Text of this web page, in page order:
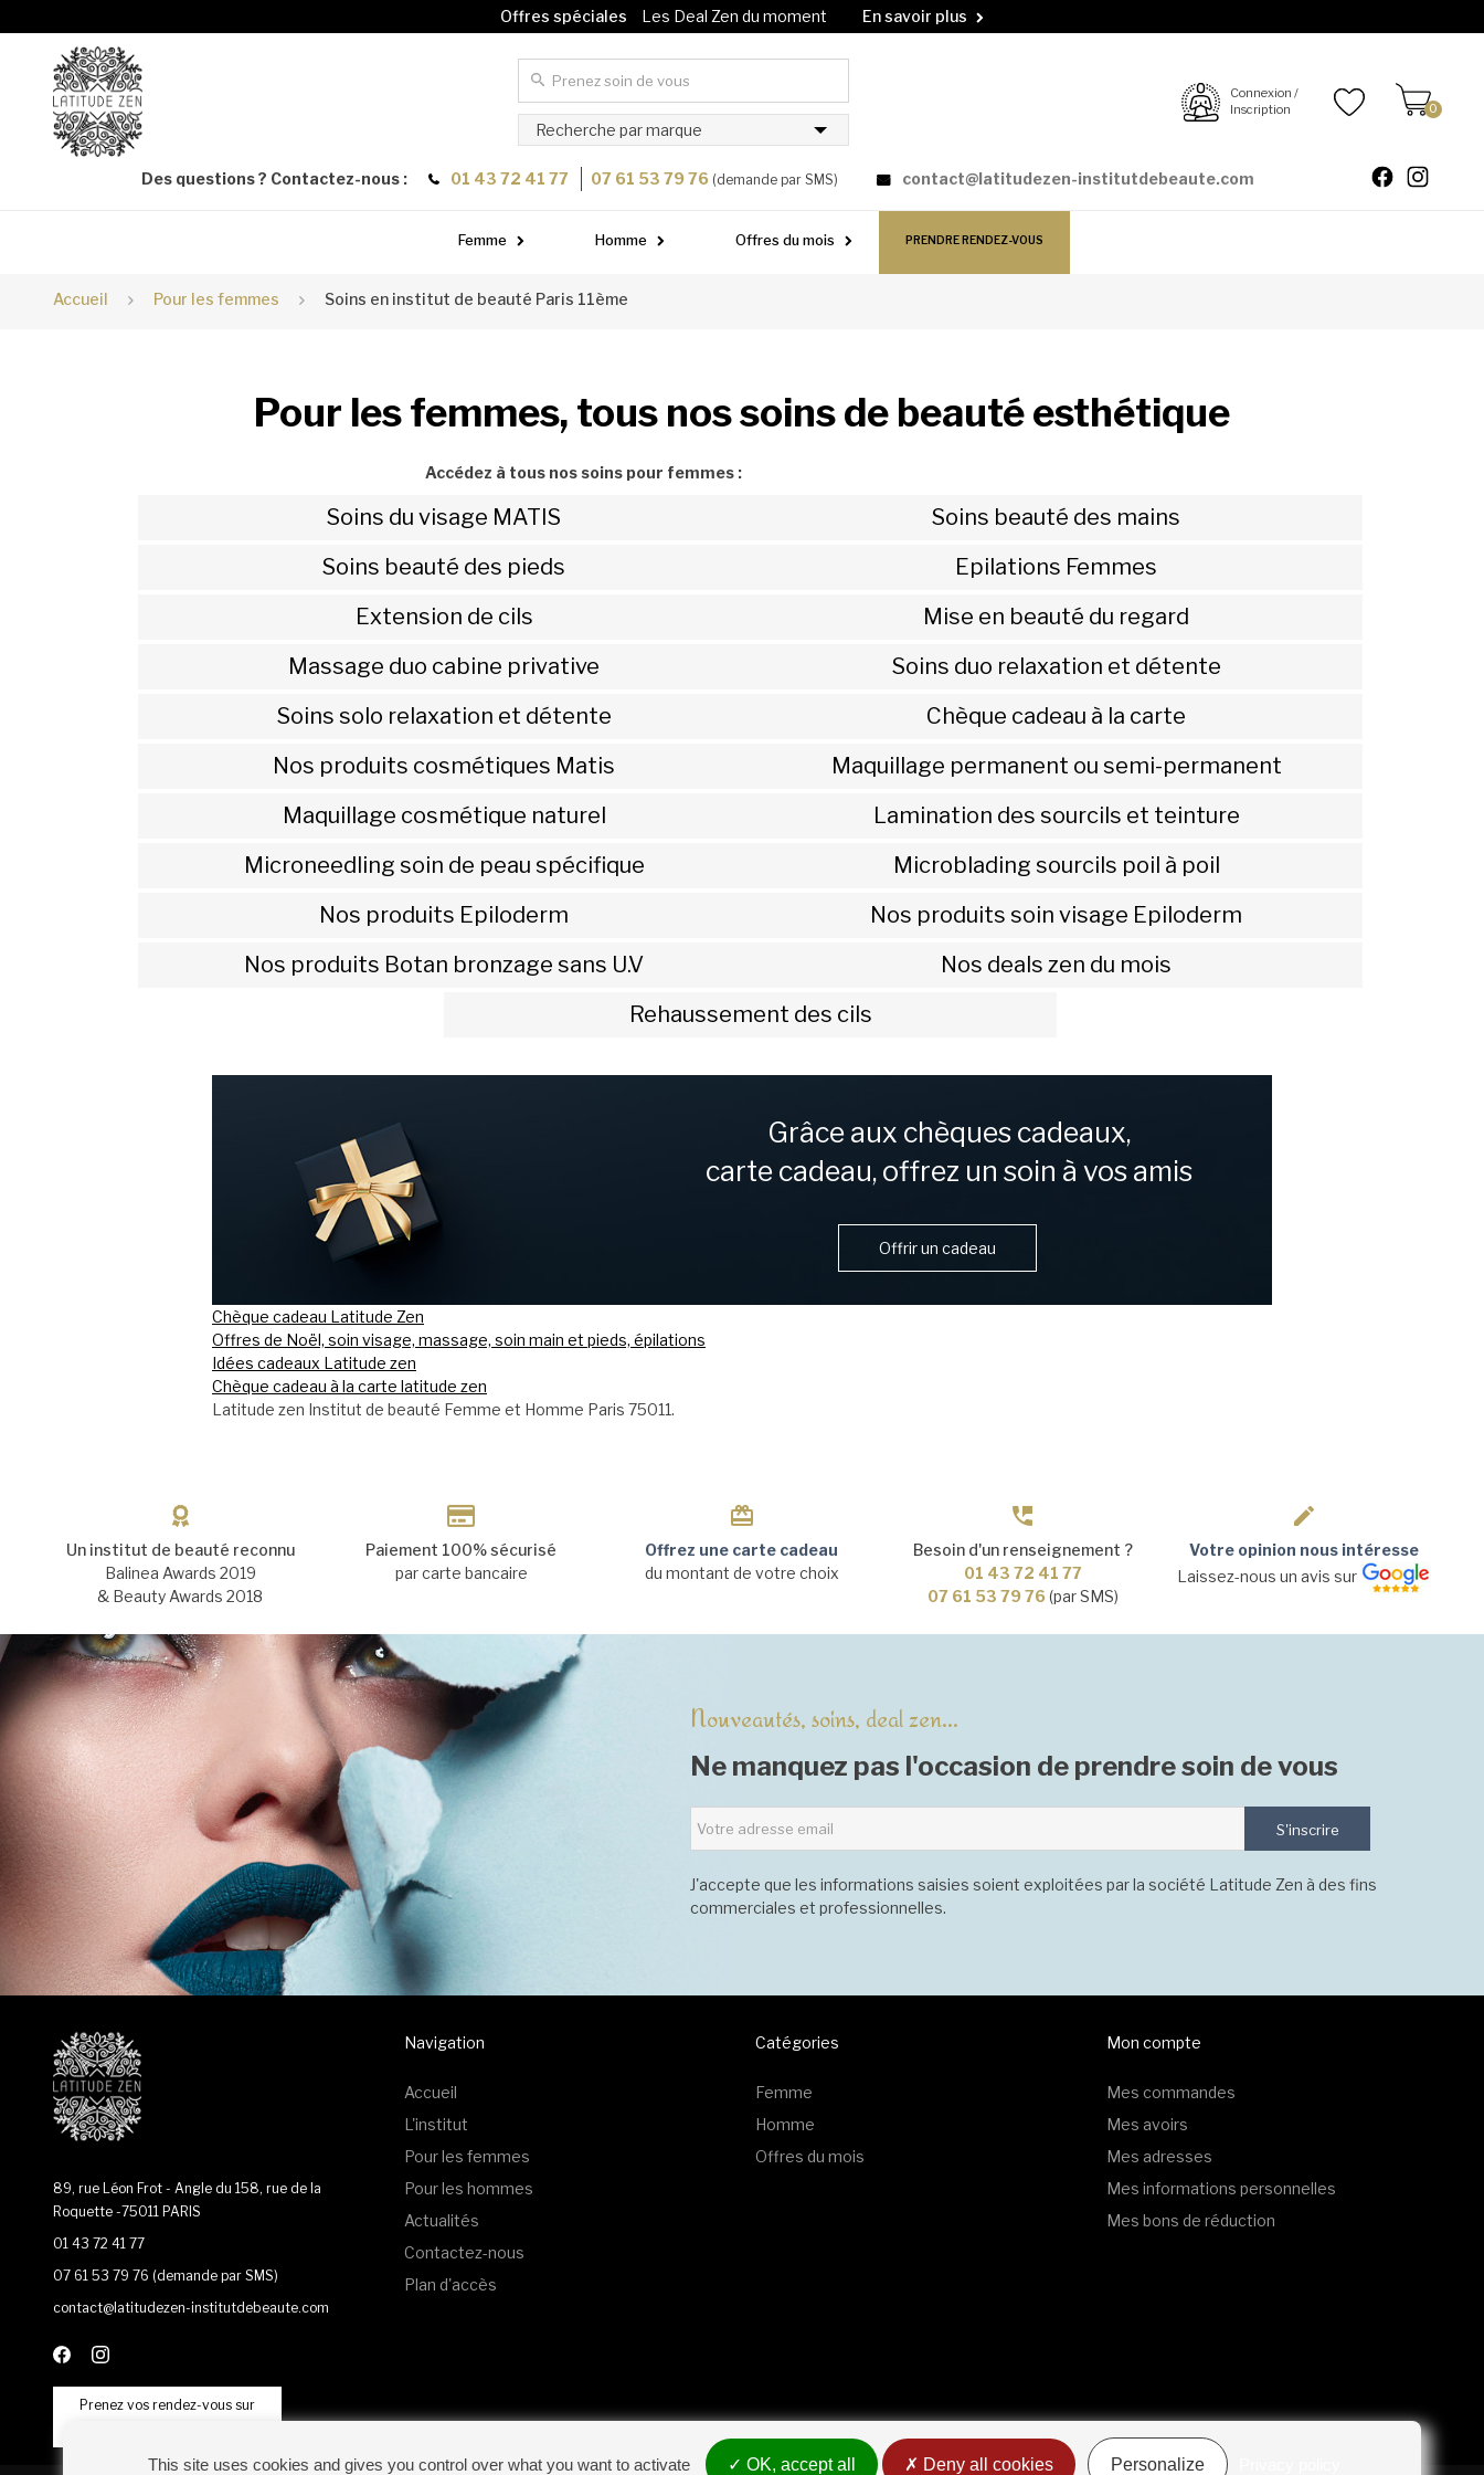
Offres spéciales Les Deal Zen du moment
En savoir plus
Des questions ? Contactez-nous : 01 43 72 41 77 07 61 53 79 76 (demande par SMS) contact@latitudezen-institutdebeaute.com
Recherche par marque
Connexion /
Inscription
0
Femme Homme Offres du mois PRENDRE RENDEZ-VOUS
Accueil Pour les femmes Soins en institut de beauté Paris 11ème
Pour les femmes, tous nos soins de beauté esthétique
Accédez à tous nos soins pour femmes :
Soins du visage MATIS
Soins beauté des mains
Soins beauté des pieds
Epilations Femmes
Extension de cils
Mise en beauté du regard
Massage duo cabine privative
Soins duo relaxation et détente
Soins solo relaxation et détente
Chèque cadeau à la carte
Nos produits cosmétiques Matis
Maquillage permanent ou semi-permanent
Maquillage cosmétique naturel
Lamination des sourcils et teinture
Microneedling soin de peau spécifique
Microblading sourcils poil à poil
Nos produits Epiloderm
Nos produits soin visage Epiloderm
Nos produits Botan bronzage sans U.V
Nos deals zen du mois
Rehaussement des cils
Grâce aux chèques cadeaux,
carte cadeau, offrez un soin à vos amis
Offrir un cadeau
Chèque cadeau Latitude Zen
Offres de Noël, soin visage, massage, soin main et pieds, épilations
Idées cadeaux Latitude zen
Chèque cadeau à la carte latitude zen
Latitude zen Institut de beauté Femme et Homme Paris 75011.
Un institut de beauté reconnu
Balinea Awards 2019
& Beauty Awards 2018
Paiement 100% sécurisé
par carte bancaire
Offrez une carte cadeau
du montant de votre choix
Besoin d'un renseignement ?
01 43 72 41 77
07 61 53 79 76 (par SMS)
Votre opinion nous intéresse
Laissez-nous un avis sur
Nouveautés, soins, deal zen...
Ne manquez pas l'occasion de prendre soin de vous
S'inscrire
J'accepte que les informations saisies soient exploitées par la société Latitude Zen à des fins
commerciales et professionnelles.
89, rue Léon Frot - Angle du 158, rue de la
Roquette -75011 PARIS
01 43 72 41 77
07 61 53 79 76 (demande par SMS)
contact@latitudezen-institutdebeaute.com
Prenez vos rendez-vous sur
Navigation
Accueil
L'institut
Pour les femmes
Pour les hommes
Actualités
Contactez-nous
Plan d'accès
Catégories
Femme
Homme
Offres du mois
Mon compte
Mes commandes
Mes avoirs
Mes adresses
Mes informations personnelles
Mes bons de réduction
This site uses cookies and gives you control over what you want to activate OK, accept all Deny all cookies Personalize